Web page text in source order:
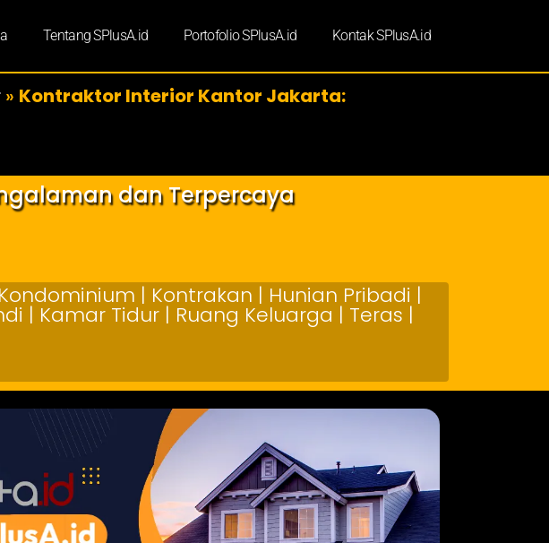
Tentang SPlusA.id Portofolio SPlusA.id Kontak SPlusA.id
» Kontraktor Interior Kantor Jakarta:
dan Terpercaya
| Kontrakan | Hunian Pribadi |
| Kamar Tidur | Ruang Keluarga | Teras |